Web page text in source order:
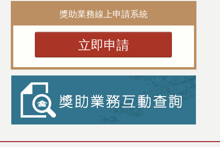
獎助業務線上申請系統
立即申請